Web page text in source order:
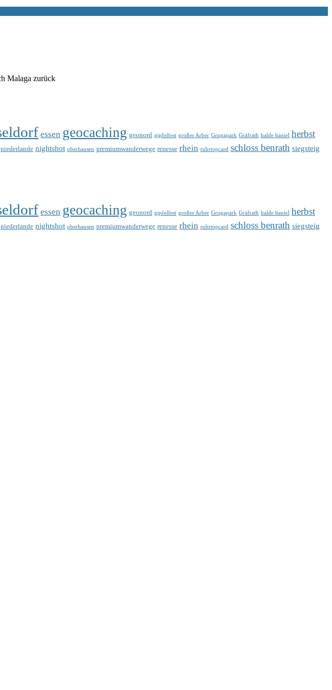
Malaga zurück
essen geocaching geonord gipfelfest großer Arber Grugapark Gräfrath halde haniel herbst
niederlande nightshot oberhausen premiumwanderwege renesse rhein ruhrtopcard schloss benrath siegsteig
essen geocaching geonord gipfelfest großer Arber Grugapark Gräfrath halde haniel herbst
niederlande nightshot oberhausen premiumwanderwege renesse rhein ruhrtopcard schloss benrath siegsteig